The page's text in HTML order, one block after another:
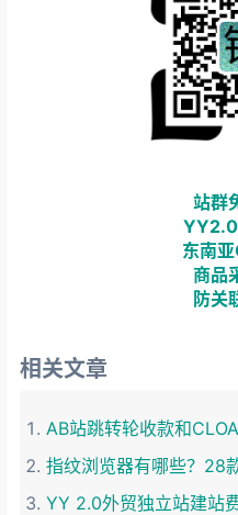
站群
东南
商品
防关
相关文章
AB站跳转轮收款和
指纹浏览器有哪些？28
YY 2.0外贸独立站建站